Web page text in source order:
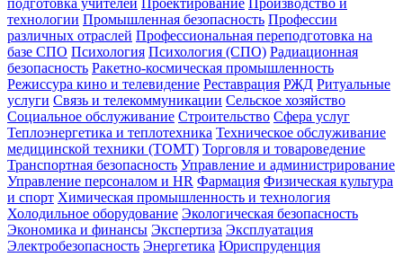
подготовка учителей Проектирование Производство и
технологии Промышленная безопасность Профессии
различных отраслей Профессиональная переподготовка на
базе СПО Психология Психология (СПО) Радиационная
безопасность Ракетно-космическая промышленность
Режиссура кино и телевидение Реставрация РЖД Ритуальные
услуги Связь и телекоммуникации Сельское хозяйство
Социальное обслуживание Строительство Сфера услуг
Теплоэнергетика и теплотехника Техническое обслуживание
медицинской техники (ТОМТ) Торговля и товароведение
Транспортная безопасность Управление и администрирование
Управление персоналом и HR Фармация Физическая культура
и спорт Химическая промышленность и технология
Холодильное оборудование Экологическая безопасность
Экономика и финансы Экспертиза Эксплуатация
Электробезопасность Энергетика Юриспруденция